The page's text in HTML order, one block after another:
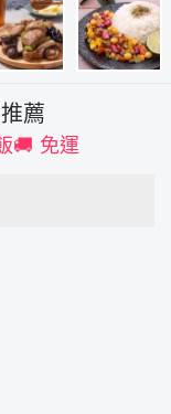
薦
🚚 免運